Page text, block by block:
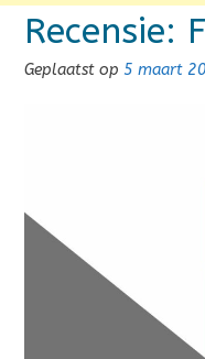
Recensie:
Geplaatst op 5 maart